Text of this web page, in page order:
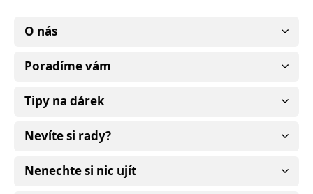
O nás
Poradíme vám
Tipy na dárek
Nevíte si rady?
Nenechte si nic ujít